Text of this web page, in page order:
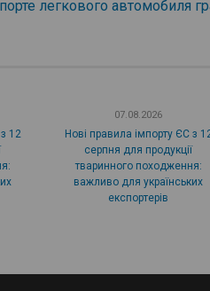
легкового автомобиля
12
07.08.2026
Нові правила імпорту ЄС з
серпня для продукції
тваринного походження:
важливо для українських
експортерів